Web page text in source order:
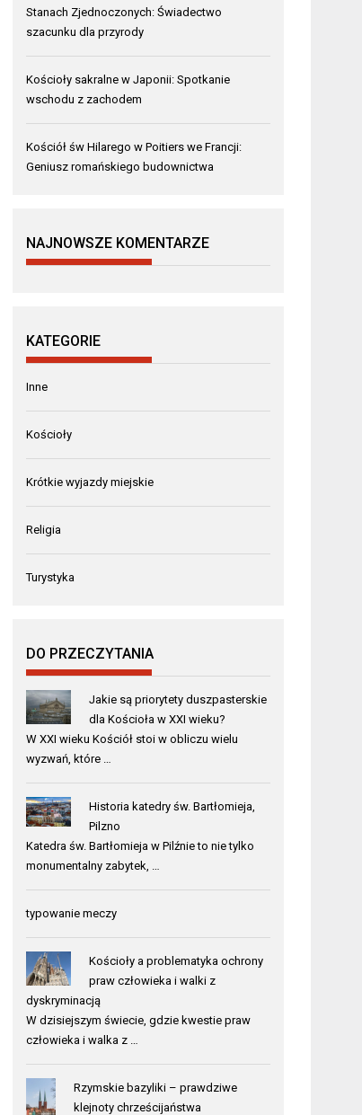
Stanach Zjednoczonych: Świadectwo
szacunku dla przyrody
Kościoły sakralne w Japonii: Spotkanie
wschodu z zachodem
Kościół św Hilarego w Poitiers we Francji:
Geniusz romańskiego budownictwa
NAJNOWSZE KOMENTARZE
KATEGORIE
Inne
Kościoły
Krótkie wyjazdy miejskie
Religia
Turystyka
DO PRZECZYTANIA
Jakie są priorytety duszpasterskie
dla Kościoła w XXI wieku?
W XXI wieku Kościół stoi w obliczu wielu
wyzwań, które …
Historia katedry św. Bartłomieja,
Pilzno
Katedra św. Bartłomieja w Pilźnie to nie tylko
monumentalny zabytek, …
typowanie meczy
Kościoły a problematyka ochrony
praw człowieka i walki z
dyskryminacją
W dzisiejszym świecie, gdzie kwestie praw
człowieka i walka z …
Rzymskie bazyliki – prawdziwe
klejnoty chrześcijaństwa